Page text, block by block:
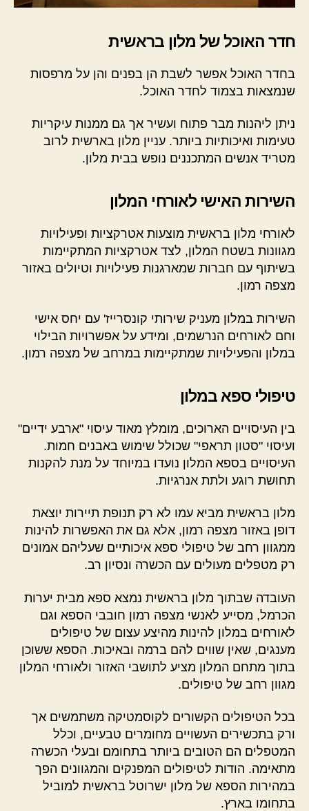
חדר האוכל של מלון בראשית
בחדר האוכל אפשר לשבת הן בפנים והן על מרפסות
שנמצאות בצמוד לחדר האוכל.
ניתן ליהנות מבר פתוח ועשיר אך גם ממנות עיקריות
טעימות ואיכותיות ביותר. עניין מלון בארשית לרוב
מטריד אנשים המתכננים נופש בבית מלון.
השירות האישי לאורחי המלון
לאורחי מלון בראשית מוצעות אטרקציות ופעילויות
מגוונות בשטח המלון, לצד אטרקציות המתקיימות
בשיתוף עם חברות שמארגנות פעילויות וטיולים באזור
מצפה רמון.
השירות במלון מעניק שירותי קונסרייז' עם יחס אישי
וחם לאורחים הנרשמים, ומידע על אפשרויות הבילוי
במלון והפעילויות שמתקיימות במרחב של מצפה רמון.
טיפולי ספא במלון
בין העיסויים הארוכים, מומלץ מאוד עיסוי "ארבע ידיים"
ועיסוי "סטון תראפי" שכולל שימוש באבנים חמות.
העיסויים בספא המלון נועדו במיוחד על מנת להקנות
תחושת רוגע ולתת אנרגיות.
מלון בראשית מביא עמו לא רק תנופת תיירות יוצאת
דופן באזור מצפה רמון, אלא גם את האפשרות להינות
ממגוון רחב של טיפולי ספא איכותיים שעליהם אמונים
רק מטפלים מעולים עם הכשרה ונסיון רב.
העובדה שבתוך מלון בראשית נמצא ספא מבית יערות
הכרמל, מסייע לאנשי מצפה רמון חובבי הספא וגם
לאורחים במלון להינות מהיצע עצום של טיפולים
מענגים, שאין שווים להם ברמה ובאיכות. הספא ששוכן
בתוך מתחם המלון מציע לתושבי האזור ולאורחי המלון
מגוון רחב של טיפולים.
בכל הטיפולים הקשורים לקוסמטיקה משתמשים אך
ורק בתכשירים העשויים מחומרים טבעיים, וכלל
המטפלים הם הטובים ביותר בתחומם ובעלי הכשרה
מתאימה. הודות לטיפולים המפנקים והמגוונים הפך
במהירות הספא של מלון ישרוטל בראשית למוביל
בתחומו בארץ.